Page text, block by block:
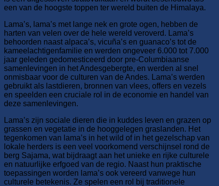
een van de hoogste toppen ter wereld buiten de Himalaya.
Lama’s, lama’s met lange nek en grote ogen, hebben de
harten van velen over de hele wereld veroverd. Lama’s
behoorden naast alpaca’s, vicuña’s en guanaco’s tot de
kameelachtigenfamilie en werden ongeveer 6.000 tot 7.000
jaar geleden gedomesticeerd door pre-Columbiaanse
samenlevingen in het Andesgebergte, en werden al snel
onmisbaar voor de culturen van de Andes. Lama’s werden
gebruikt als lastdieren, bronnen van vlees, offers en vezels
en speelden een cruciale rol in de economie en handel van
deze samenlevingen.
Lama’s zijn sociale dieren die in kuddes leven en grazen op
grassen en vegetatie in de hooggelegen graslanden. Het
tegenkomen van lama’s in het wild of in het gezelschap van
lokale herders is een veel voorkomend verschijnsel rond de
berg Sajama, wat bijdraagt ​​aan het unieke en rijke culturele
en natuurlijke erfgoed van de regio. Naast hun praktische
toepassingen worden lama’s ook vereerd vanwege hun
culturele betekenis. Ze spelen een rol bij traditionele